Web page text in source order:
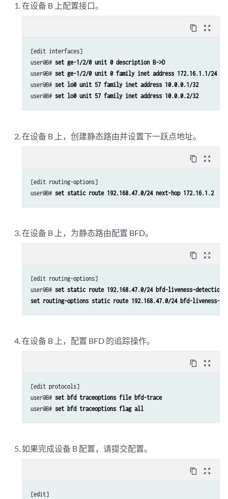
在设备 B 上配置接口。
content_copy zoom_out_map
[edit interfaces]
user@B# set ge-1/2/0 unit 0 description B->D
user@B# set ge-1/2/0 unit 0 family inet address 172.16.1.1/24
user@B# set lo0 unit 57 family inet address 10.0.0.1/32
user@B# set lo0 unit 57 family inet address 10.0.0.2/32
在设备 B 上，创建静态路由并设置下一跃点地址。
content_copy zoom_out_map
[edit routing-options]
user@B# set static route 192.168.47.0/24 next-hop 172.16.1.2
在设备 B 上，为静态路由配置 BFD。
content_copy zoom_out_map
[edit routing-options]
user@B# set static route 192.168.47.0/24 bfd-liveness-detection
set routing-options static route 192.168.47.0/24 bfd-liveness-
在设备 B 上，配置 BFD 的追踪操作。
content_copy zoom_out_map
[edit protocols]
user@B# set bfd traceoptions file bfd-trace
user@B# set bfd traceoptions flag all
如果完成设备 B 配置，请提交配置。
content_copy zoom_out_map
[edit]